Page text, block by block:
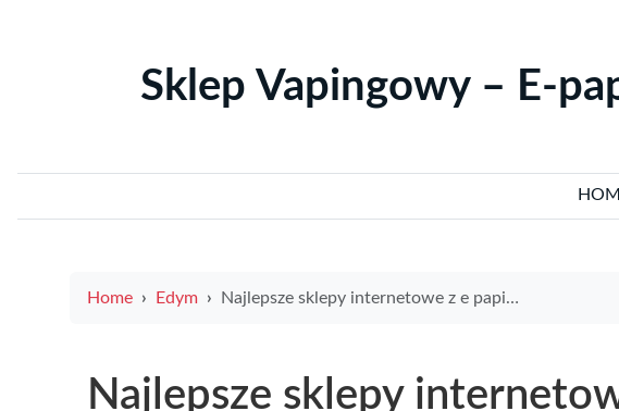
Sklep Vapingowy – E-
Home Edym Najlepsze sklepy internetowe z e papierosami w Polsce – gdzie warto kupować
Najlepsze sklepy